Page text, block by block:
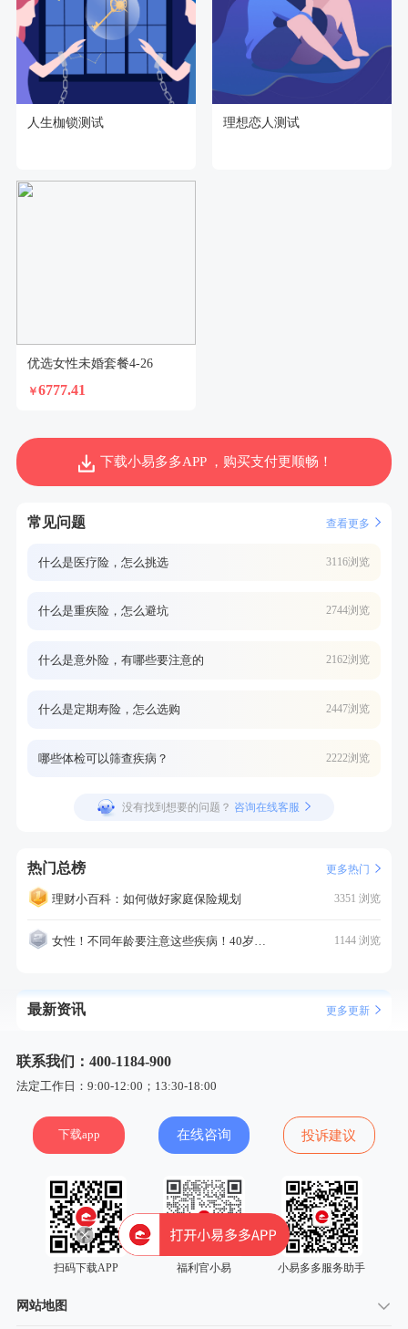
人生枷锁测试 理想恋人测试
优选女性未婚套餐4-26
￥6777.41
下载小易多多APP ，购买支付更顺畅！
常见问题 查看更多
什么是医疗险，怎么挑选 3116浏览
什么是重疾险，怎么避坑 2744浏览
什么是意外险，有哪些要注意的 2162浏览
什么是定期寿险，怎么选购 2447浏览
哪些体检可以筛查疾病？ 2222浏览
没有找到想要的问题？ 咨询在线客服
热门总榜 更多热门
理财小百科：如何做好家庭保险规划 3351 浏览
女性！不同年龄要注意这些疾病！40岁的这个疾病最需要注意！ 1144 浏览
最新资讯 更多更新
联系我们：400-1184-900
法定工作日：9:00-12:00；13:30-18:00
下载app 在线咨询 投诉建议
扫码下载APP 福利官小易 小易多多服务助手
网站地图